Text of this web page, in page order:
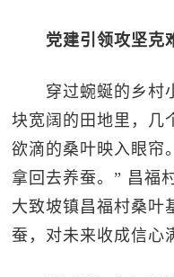
党建引领攻坚克
穿过蜿蜒的乡村小
块宽阔的田地里，几
欲滴的桑叶映入眼帘
拿回去养蚕。” 昌福
大致坡镇昌福村桑叶
蚕，对未来收成信心